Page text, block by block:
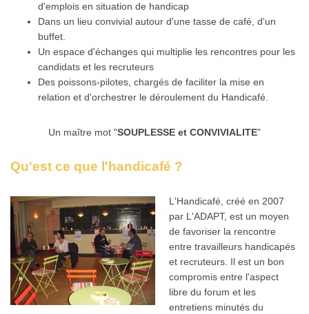
d'emplois en situation de handicap
Dans un lieu convivial autour d'une tasse de café, d'un
buffet.
Un espace d'échanges qui multiplie les rencontres pour les
candidats et les recruteurs
Des poissons-pilotes, chargés de faciliter la mise en
relation et d'orchestrer le déroulement du Handicafé.
Un maître mot "SOUPLESSE et CONVIVIALITE"
Qu'est ce que l'handicafé ?
L'Handicafé, créé en 2007
par L'ADAPT, est un moyen
de favoriser la rencontre
entre travailleurs handicapés
et recruteurs. Il est un bon
compromis entre l'aspect
libre du forum et les
entretiens minutés du